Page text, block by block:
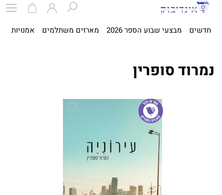
חדשים מבצעי שבוע הספר 2026 מארזים משתלמים אמנויות
נמרוד סופרין